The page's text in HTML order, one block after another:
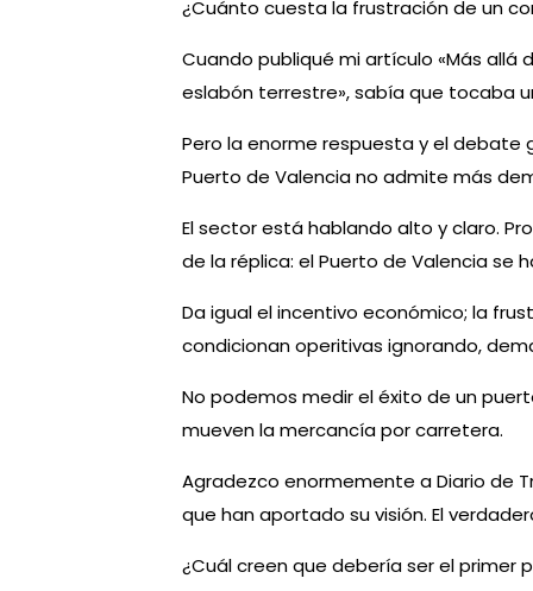
¿Cuánto cuesta la frustración de un
Cuando publiqué mi artículo «Más allá
eslabón terrestre», sabía que tocaba
Pero la enorme respuesta y el debate
Puerto de Valencia no admite más
El sector está hablando alto y claro.
de la réplica: el Puerto de Valencia
Da igual el incentivo económico; la
condicionan operitivas ignorando,
No podemos medir el éxito de un
mueven la mercancía por carretera.
Agradezco enormemente a Diario de
que han aportado su visión. El
¿Cuál creen que debería ser el primer